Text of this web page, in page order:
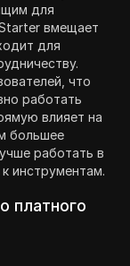
для
вмещает
для
что
работать
влияет на
большее
работать в
инструментам.
платного